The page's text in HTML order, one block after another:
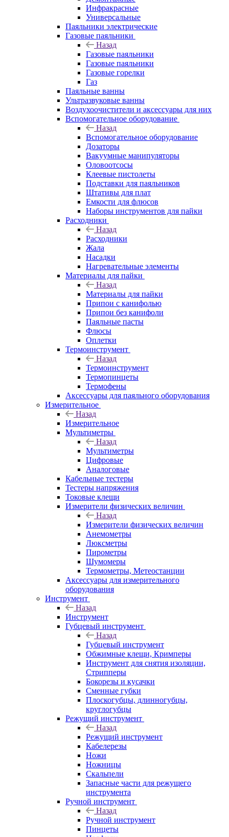
Инфракрасные
Универсальные
Паяльники электрические
Газовые паяльники
Назад
Газовые паяльники
Газовые паяльники
Газовые горелки
Газ
Паяльные ванны
Ультразвуковые ванны
Воздухоочистители и аксессуары для них
Вспомогательное оборудование
Назад
Вспомогательное оборудование
Дозаторы
Вакуумные манипуляторы
Оловоотсосы
Клеевые пистолеты
Подставки для паяльников
Штативы для плат
Емкости для флюсов
Наборы инструментов для пайки
Расходники
Назад
Расходники
Жала
Насадки
Нагревательные элементы
Материалы для пайки
Назад
Материалы для пайки
Припои с канифолью
Припои без канифоли
Паяльные пасты
Флюсы
Оплетки
Термоинструмент
Назад
Термоинструмент
Термопинцеты
Термофены
Аксессуары для паяльного оборудования
Измерительное
Назад
Измерительное
Мультиметры
Назад
Мультиметры
Цифровые
Аналоговые
Кабельные тестеры
Тестеры напряжения
Токовые клещи
Измерители физических величин
Назад
Измерители физических величин
Анемометры
Люксметры
Пирометры
Шумомеры
Термометры, Метеостанции
Аксессуары для измерительного
оборудования
Инструмент
Назад
Инструмент
Губцевый инструмент
Назад
Губцевый инструмент
Обжимные клещи, Кримперы
Инструмент для снятия изоляции,
Стрипперы
Бокорезы и кусачки
Сменные губки
Плоскогубцы, длинногубцы,
круглогубцы
Режущий инструмент
Назад
Режущий инструмент
Кабелерезы
Ножи
Ножницы
Скальпели
Запасные части для режущего
инструмента
Ручной инструмент
Назад
Ручной инструмент
Пинцеты